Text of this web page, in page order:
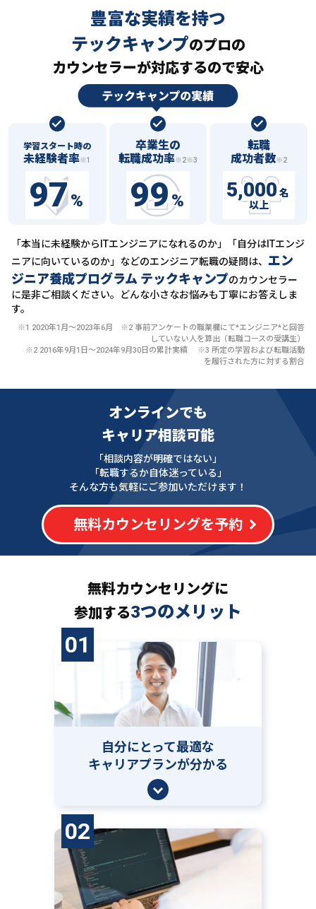
豊富な実績を持つ
テックキャンプのプロの
カウンセラーが対応するので安心
学習スタート時の
未経験者率※1
97%
卒業生の
転職成功率※2※3
99%
転職
成功者数※2
5,000 名
以上
「本当に未経験からITエンジニアになれるのか」「自分はITエンジ
ニアに向いているのか」などのエンジニア転職の疑問は、 エン
ジニア養成プログラム テックキャンプのカウンセラー
に是非ご相談ください。どんな小さなお悩みも丁寧にお答えしま
す。
※1 2020年1月〜2023年6月 ※2 事前アンケートの職業欄にて*エンジニア*と回答
していない人を算出（転職コースの受講生）
※2 2016年9月1日〜2024年9月30日の累計実績 ※3 所定の学習および転職活動
を履行された方に対する割合
オンラインでも
キャリア相談可能
「相談内容が明確ではない」
「転職するか自体迷っている」
そんな方も気軽にご参加いただけます！
無料カウンセリングを予約
無料カウンセリングに
参加する3つのメリット
01
自分にとって最適な
キャリアプランが分かる
02